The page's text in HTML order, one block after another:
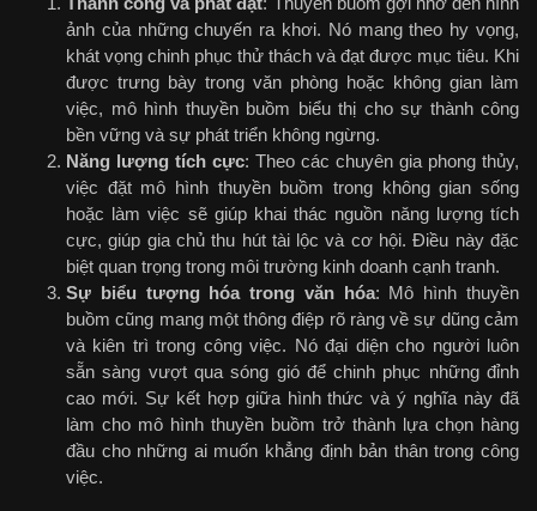
ảnh của những chuyến ra khơi. Nó mang theo hy vọng,
khát vọng chinh phục thử thách và đạt được mục tiêu. Khi
được trưng bày trong văn phòng hoặc không gian làm
việc, mô hình thuyền buồm biểu thị cho sự thành công
bền vững và sự phát triển không ngừng.
Năng lượng tích cực: Theo các chuyên gia phong thủy,
việc đặt mô hình thuyền buồm trong không gian sống
hoặc làm việc sẽ giúp khai thác nguồn năng lượng tích
cực, giúp gia chủ thu hút tài lộc và cơ hội. Điều này đặc
biệt quan trọng trong môi trường kinh doanh cạnh tranh.
Sự biểu tượng hóa trong văn hóa: Mô hình thuyền
buồm cũng mang một thông điệp rõ ràng về sự dũng cảm
và kiên trì trong công việc. Nó đại diện cho người luôn
sẵn sàng vượt qua sóng gió để chinh phục những đỉnh
cao mới. Sự kết hợp giữa hình thức và ý nghĩa này đã
làm cho mô hình thuyền buồm trở thành lựa chọn hàng
đầu cho những ai muốn khẳng định bản thân trong công
việc.